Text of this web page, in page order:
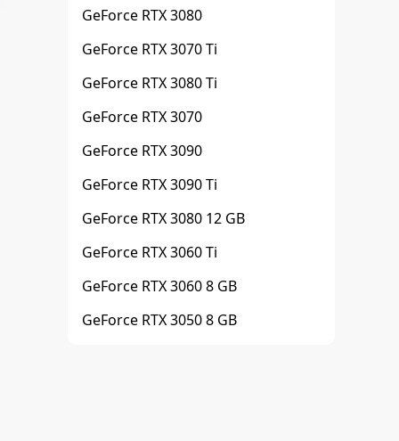
GeForce RTX 3080
GeForce RTX 3070 Ti
GeForce RTX 3080 Ti
GeForce RTX 3070
GeForce RTX 3090
GeForce RTX 3090 Ti
GeForce RTX 3080 12 GB
GeForce RTX 3060 Ti
GeForce RTX 3060 8 GB
GeForce RTX 3050 8 GB